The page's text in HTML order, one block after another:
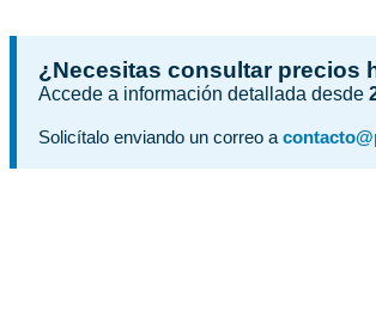
¿Necesitas consultar precios
Accede a información detallada desde
Solicítalo enviando un correo a